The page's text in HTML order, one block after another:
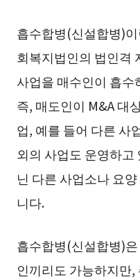
흡수합병(신설합병)
회복지법인의 법인격
사업을 매수인이 흡
즉, 매도인이 M&A 대
업, 예를 들어 다른 사
외의 사업도 운영하
닌 다른 사업소나 요
니다.
흡수합병(신설합병)
인끼리도 가능하지만